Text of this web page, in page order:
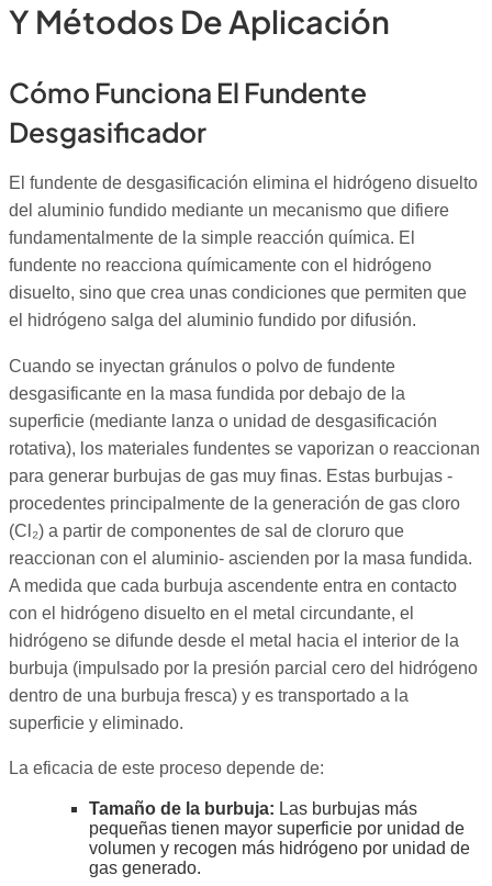
Y Métodos De Aplicación
Cómo Funciona El Fundente
Desgasificador
El fundente de desgasificación elimina el hidrógeno disuelto
del aluminio fundido mediante un mecanismo que difiere
fundamentalmente de la simple reacción química. El
fundente no reacciona químicamente con el hidrógeno
disuelto, sino que crea unas condiciones que permiten que
el hidrógeno salga del aluminio fundido por difusión.
Cuando se inyectan gránulos o polvo de fundente
desgasificante en la masa fundida por debajo de la
superficie (mediante lanza o unidad de desgasificación
rotativa), los materiales fundentes se vaporizan o reaccionan
para generar burbujas de gas muy finas. Estas burbujas -
procedentes principalmente de la generación de gas cloro
(Cl₂) a partir de componentes de sal de cloruro que
reaccionan con el aluminio- ascienden por la masa fundida.
A medida que cada burbuja ascendente entra en contacto
con el hidrógeno disuelto en el metal circundante, el
hidrógeno se difunde desde el metal hacia el interior de la
burbuja (impulsado por la presión parcial cero del hidrógeno
dentro de una burbuja fresca) y es transportado a la
superficie y eliminado.
La eficacia de este proceso depende de:
Tamaño de la burbuja: Las burbujas más
pequeñas tienen mayor superficie por unidad de
volumen y recogen más hidrógeno por unidad de
gas generado.